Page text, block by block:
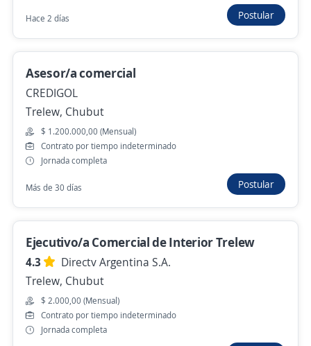
Hace 5 días
Customer Support Representative
Teinmark LLC
San Telmo, Capital Federal
$ 1.308.369,00 (Mensual) + Comisiones
Hace 6 días
Representante de Ventas Independiente
NATALI PLASTICOS S R L
Marcos Juárez, Córdoba
Remoto
29 de julio
Hace 2 días Postular
Asesor/a comercial
CREDIGOL
Trelew, Chubut
$ 1.200.000,00 (Mensual)
Contrato por tiempo indeterminado
Jornada completa
Más de 30 días Postular
Ejecutivo/a Comercial de Interior Trelew
4.3
Directv Argentina S.A.
Trelew, Chubut
$ 2.000,00 (Mensual)
Contrato por tiempo indeterminado
Jornada completa